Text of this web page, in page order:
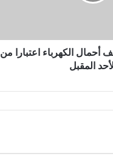
الكهرباء اعتبارا من
المقبل